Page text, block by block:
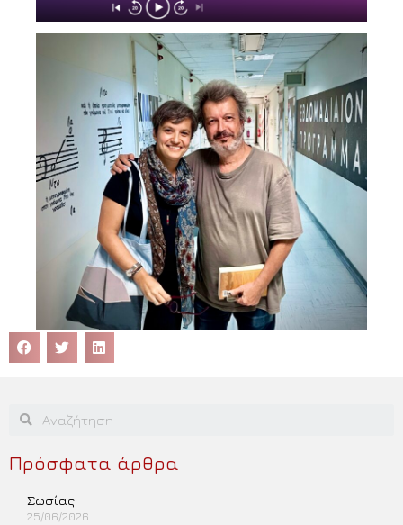
Πρόσφατα άρθρα
Σωσίας
25/06/2026